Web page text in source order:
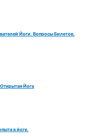
Йоги. Вопросы Билетов.
Йога
в йоге.